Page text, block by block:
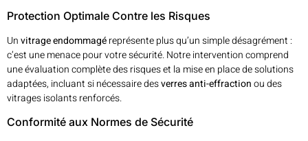
Protection Optimale Contre les Risques
Unvitrage endommagéreprésente plus qu’un simple désagrément :
c’est une menace pour votre sécurité. Notre intervention comprend
une évaluation complète des risques et la mise en place de solutions
adaptées, incluant si nécessaire desverres anti-effractionou des
vitrages isolants renforcés.
Conformité aux Normes de Sécurité